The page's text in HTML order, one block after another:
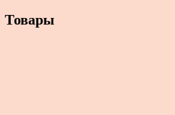
Товары